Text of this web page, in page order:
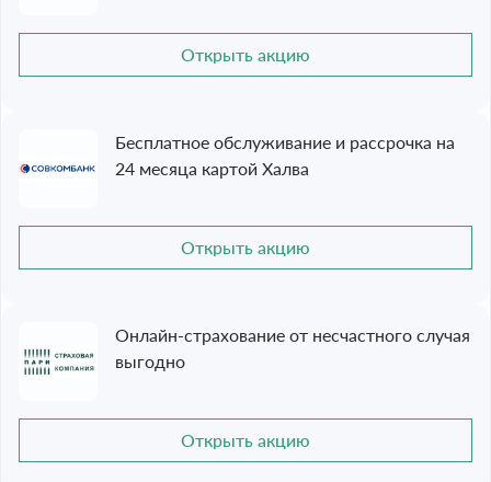
Открыть акцию
Бесплатное обслуживание и рассрочка на
24 месяца картой Халва
Открыть акцию
Онлайн-страхование от несчастного случая
выгодно
Открыть акцию